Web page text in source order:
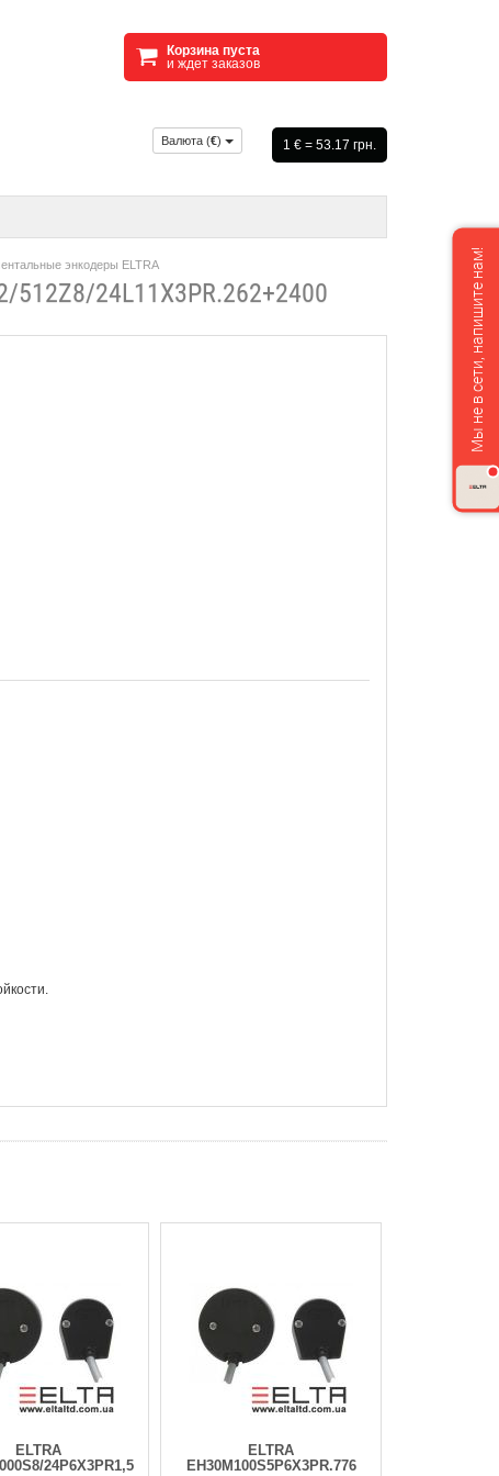
Корзина пуста
и ждет заказов
Валюта (€) 1 € = 53.17 грн.
энкодеры ELTRA
24L11X3PR.262+2400
ELTRA
24P6X3PR1,5
ELTRA
EH30M100S5P6X3PR.776
Мы не в сети, напишите нам!